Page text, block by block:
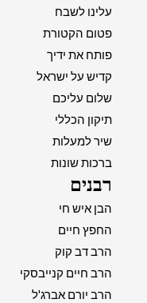
עלינו לשבח
פטום הקטורת
פותח את ידיך
קדיש על ישראל
שלום עליכם
תיקון הכללי
שיר למעלות
ברכות שונות
רבנים
הבן איש חי
החפץ חיים
הרב דב קוק
הרב חיים קנייבסקי
הרב יורם אברג'ל